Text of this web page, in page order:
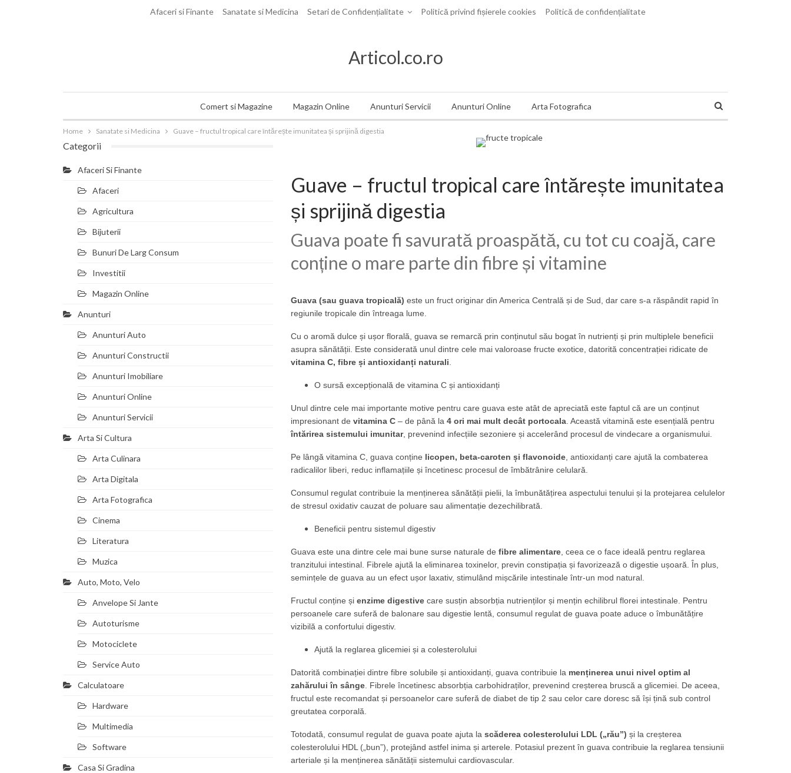
Afaceri si Finante Sanatate si Medicina Setari de Confidențialitate Politică privind fișierele cookies Politică de confidențialitate
Articol.co.ro
Comert si Magazine Magazin Online Anunturi Servicii Anunturi Online Arta Fotografica
Home Sanatate si Medicina Guave – fructul tropical care întărește imunitatea și sprijină digestia
Guave – fructul tropical care întărește imunitatea
și sprijină digestia
Guava poate fi savurată proaspătă, cu tot cu coajă, care
conține o mare parte din fibre și vitamine
Guava (sau guava tropicală) este un fruct originar din America Centrală și de Sud, dar care s-a răspândit rapid în
regiunile tropicale din întreaga lume.
Cu o aromă dulce și ușor florală, guava se remarcă prin conținutul său bogat în nutrienți și prin multiplele beneficii
asupra sănătății. Este considerată unul dintre cele mai valoroase fructe exotice, datorită concentrației ridicate de
vitamina C, fibre și antioxidanți naturali
O sursă excepțională de vitamina C și antioxidanți
Unul dintre cele mai importante motive pentru care guava este atât de apreciată este faptul că are un conținut
impresionant de vitamina C– de până la 4 ori mai mult decât portocala. Această vitamină este esențială pentru
întărirea sistemului imunitar, prevenind infecțiile sezoniere și accelerând procesul de vindecare a organismului.
Pe lângă vitamina C, guava conține licopen, beta-caroten și flavonoide, antioxidanți care ajută la combaterea
radicalilor liberi, reduc inflamațiile și încetinesc procesul de îmbătrânire celulară.
Consumul regulat contribuie la menținerea sănătății pielii, la îmbunătățirea aspectului tenului și la protejarea celulelor
de stresul oxidativ cauzat de poluare sau alimentație dezechilibrată.
Beneficii pentru sistemul digestiv
Guava este una dintre cele mai bune surse naturale de fibre alimentare, ceea ce o face ideală pentru reglarea
tranzitului intestinal. Fibrele ajută la eliminarea toxinelor, previn constipația și favorizează o digestie ușoară. În plus,
semințele de guava au un efect ușor laxativ, stimulând mișcările intestinale într-un mod natural.
Fructul conține și enzime digestivecare susțin absorbția nutrienților și mențin echilibrul florei intestinale. Pentru
persoanele care suferă de balonare sau digestie lentă, consumul regulat de guava poate aduce o îmbunătățire
vizibilă a confortului digestiv.
Ajută la reglarea glicemiei și a colesterolului
Datorită combinației dintre fibre solubile și antioxidanți, guava contribuie la menținerea unui nivel optim al
zahărului în sânge. Fibrele încetinesc absorbția carbohidraților, prevenind creșterea bruscă a glicemiei. De aceea,
fructul este recomandat și persoanelor care suferă de diabet de tip 2 sau celor care doresc să își țină sub control
greutatea corporală.
Totodată, consumul regulat de guava poate ajuta la scăderea colesterolului LDL („rău”) și la creșterea
colesterolului HDL („bun”), protejând astfel inima și arterele. Potasiul prezent în guava contribuie la reglarea tensiunii
arteriale și la menținerea sănătății sistemului cardiovascular.
Categorii
Afaceri Si Finante
Afaceri
Agricultura
Bijuterii
Bunuri De Larg Consum
Investitii
Magazin Online
Anunturi
Anunturi Auto
Anunturi Constructii
Anunturi Imobiliare
Anunturi Online
Anunturi Servicii
Arta Si Cultura
Arta Culinara
Arta Digitala
Arta Fotografica
Cinema
Literatura
Muzica
Auto, Moto, Velo
Anvelope Si Jante
Autoturisme
Motociclete
Service Auto
Calculatoare
Hardware
Multimedia
Software
Casa Si Gradina